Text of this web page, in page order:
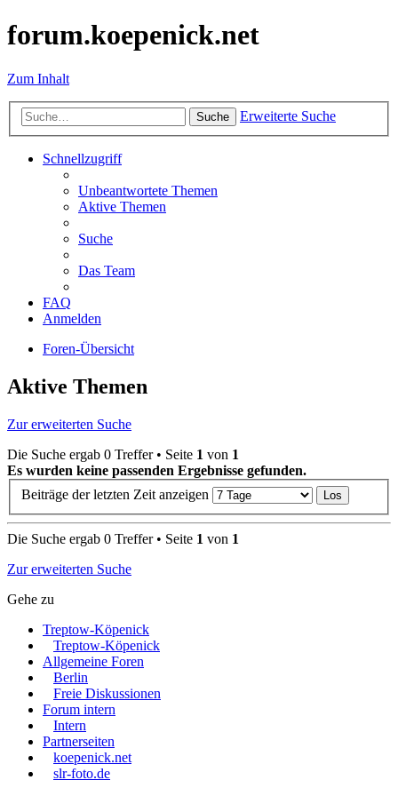
forum.koepenick.net
Zum Inhalt
Suche Erweiterte Suche
Schnellzugriff
Unbeantwortete Themen
Aktive Themen
Suche
Das Team
FAQ
Anmelden
Foren-Übersicht
Aktive Themen
Zur erweiterten Suche
Die Suche ergab 0 Treffer • Seite 1 von 1
Es wurden keine passenden Ergebnisse gefunden.
Beiträge der letzten Zeit anzeigen
Die Suche ergab 0 Treffer • Seite 1 von 1
Zur erweiterten Suche
Gehe zu
Treptow-Köpenick
Treptow-Köpenick
Allgemeine Foren
Berlin
Freie Diskussionen
Forum intern
Intern
Partnerseiten
koepenick.net
slr-foto.de